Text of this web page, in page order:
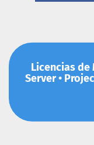
Licencias de
Server •